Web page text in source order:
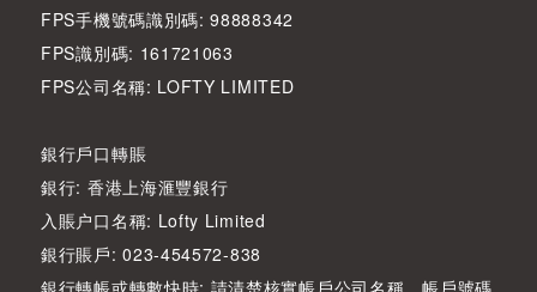
FPS手機號碼識別碼: 98888342
FPS識別碼: 161721063
FPS公司名稱: LOFTY LIMITED
銀行戶口轉賬
銀行: 香港上海滙豐銀行
入賬户口名稱: Lofty Limited
銀行賬戶: 023-454572-838